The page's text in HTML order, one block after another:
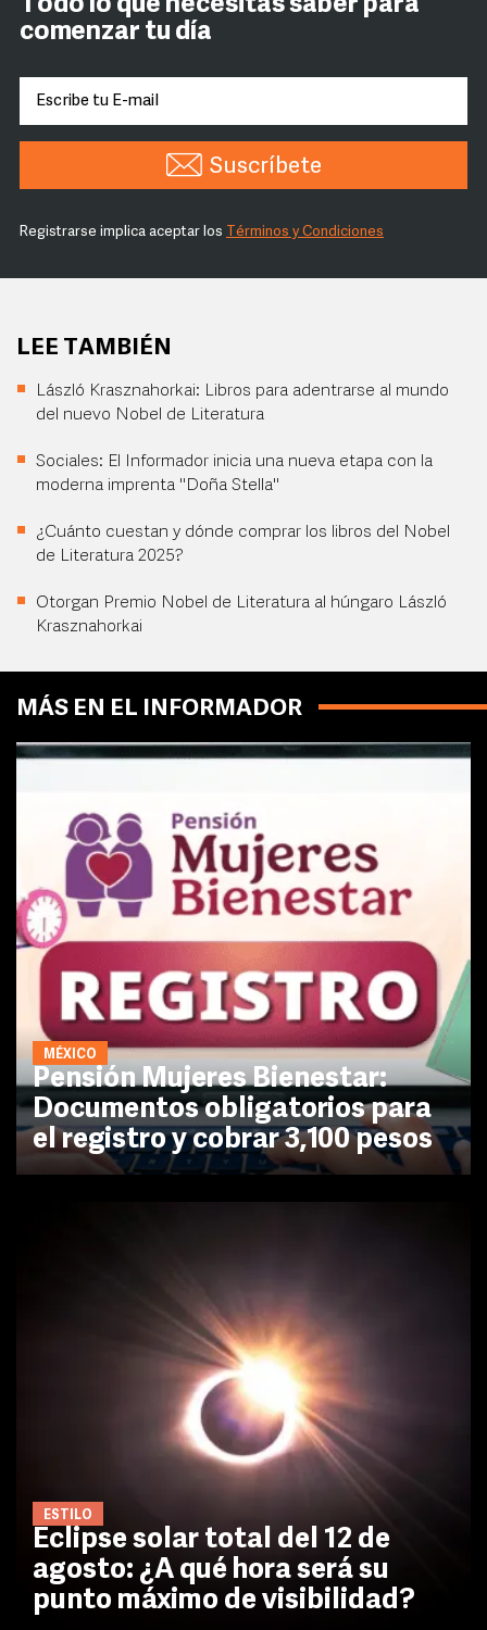
Todo lo que necesitas saber para
comenzar tu día
Suscríbete
Registrarse implica aceptar los Términos y Condiciones
LEE TAMBIÉN
László Krasznahorkai: Libros para adentrarse al mundo
del nuevo Nobel de Literatura
Sociales: El Informador inicia una nueva etapa con la
moderna imprenta "Doña Stella"
¿Cuánto cuestan y dónde comprar los libros del Nobel
de Literatura 2025?
Otorgan Premio Nobel de Literatura al húngaro László
Krasznahorkai
MÁS EN EL INFORMADOR
MÉXICO
Pensión Mujeres Bienestar:
Documentos obligatorios para
el registro y cobrar 3,100 pesos
ESTILO
Eclipse solar total del 12 de
agosto: ¿A qué hora será su
punto máximo de visibilidad?